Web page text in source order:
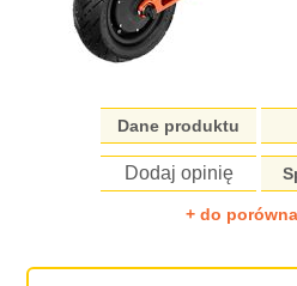
Dane produktu
Dodaj opinię
+ do